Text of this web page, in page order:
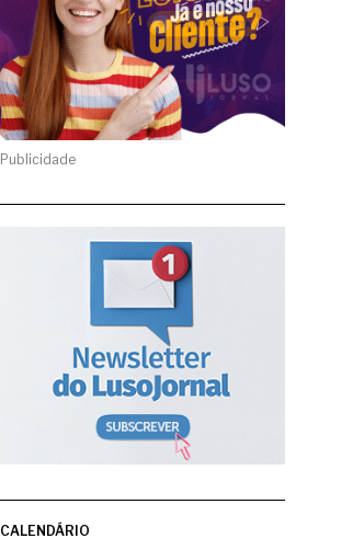
Publicidade
CALENDÁRIO